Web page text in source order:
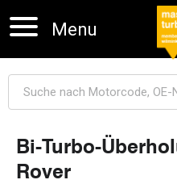
Menu
Navigation überspringen
Bi-Turbo-
Rover